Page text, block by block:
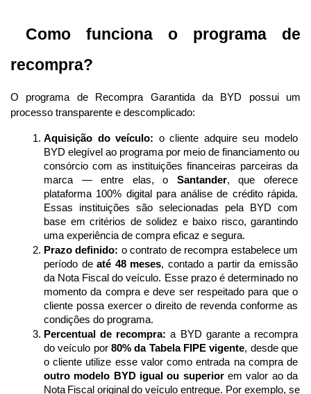
Como funciona o programa de
recompra?
O programa de Recompra Garantida da BYD possui um
processo transparente e descomplicado:
Aquisição do veículo: o cliente adquire seu modelo
BYD elegível ao programa por meio de financiamento ou
consórcio com as instituições financeiras parceiras da
marca — entre elas, o Santander, que oferece
plataforma 100% digital para análise de crédito rápida.
Essas instituições são selecionadas pela BYD com
base em critérios de solidez e baixo risco, garantindo
uma experiência de compra eficaz e segura.
Prazo definido: o contrato de recompra estabelece um
período de até 48 meses, contado a partir da emissão
da Nota Fiscal do veículo. Esse prazo é determinado no
momento da compra e deve ser respeitado para que o
cliente possa exercer o direito de revenda conforme as
condições do programa.
Percentual de recompra: a BYD garante a recompra
do veículo por 80% da Tabela FIPE vigente, desde que
outro modelo BYD igual ou superior em valor ao da
Nota Fiscal original do veículo entregue. Por exemplo, se